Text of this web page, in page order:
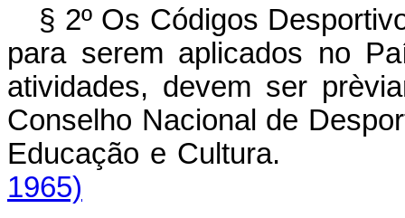
§ 2º Os Códigos
para serem aplicados no
atividades, devem ser
Conselho Nacional de
Educação e
1965)